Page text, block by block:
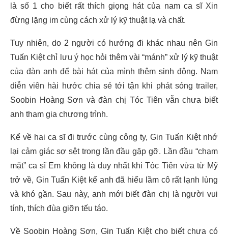
là số 1 cho biết rất thích giọng hát của nam ca sĩ Xin
đừng lặng im cùng cách xử lý kỹ thuật lạ và chất.
Tuy nhiên, do 2 người có hướng đi khác nhau nên Gin
Tuấn Kiệt chỉ lưu ý học hỏi thêm vài “mánh” xử lý kỹ thuật
của đàn anh để bài hát của mình thêm sinh động. Nam
diễn viên hài hước chia sẻ tới tận khi phát sóng trailer,
Soobin Hoàng Sơn và đàn chị Tóc Tiên vẫn chưa biết
anh tham gia chương trình.
Kể về hai ca sĩ đi trước cùng công ty, Gin Tuấn Kiệt nhớ
lại cảm giác sợ sệt trong lần đầu gặp gỡ. Lần đầu “chạm
mặt” ca sĩ Em không là duy nhất khi Tóc Tiên vừa từ Mỹ
trở về, Gin Tuấn Kiệt kể anh đã hiểu lầm cô rất lạnh lùng
và khó gần. Sau này, anh mới biết đàn chị là người vui
tính, thích đùa giỡn tếu táo.
Về Soobin Hoàng Sơn, Gin Tuấn Kiệt cho biết chưa có